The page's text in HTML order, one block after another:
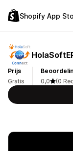
Shopify App
Prijs
Gratis
0,0
(0